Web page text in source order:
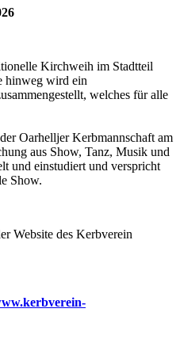
Kirchweih im Stadtteil
hinweg wird ein
welches für alle
Oarhelljer Kerbmannschaft am
aus Show, Tanz, Musik und
und einstudiert und verspricht
Show.
Website des Kerbverein